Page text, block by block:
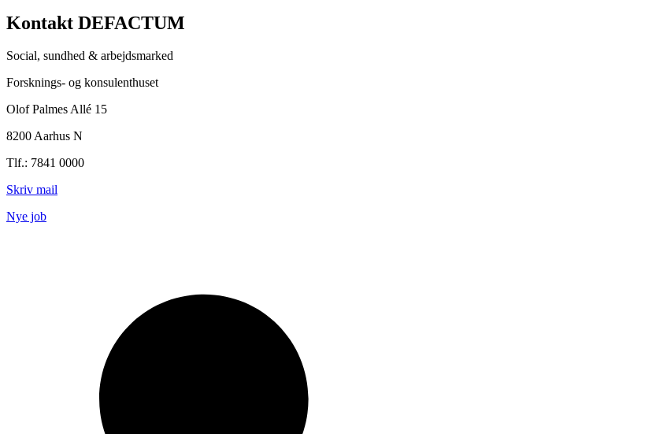
Kontakt DEFACTUM
Social, sundhed & arbejdsmarked
Forsknings- og konsulenthuset
Olof Palmes Allé 15
8200 Aarhus N
Tlf.: 7841 0000
Skriv mail
Nye job